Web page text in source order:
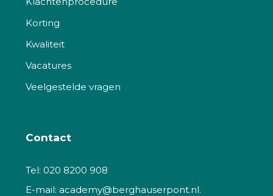
Korting
Kwaliteit
Vacatures
Veelgestelde vragen
Contact
Tel: 020 8200 908
E-mail: academy@berghauserpont.nl.